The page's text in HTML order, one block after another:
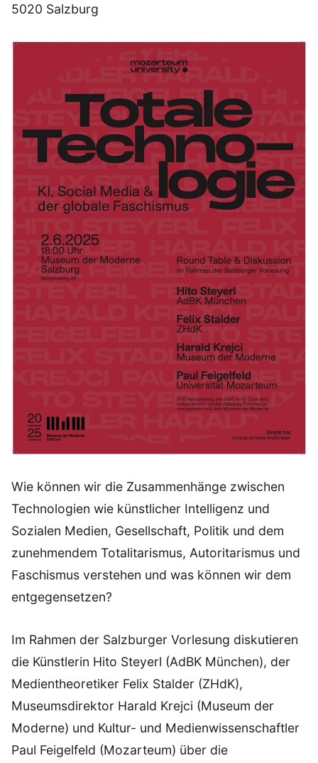
5020 Salzburg
Wie können wir die Zusammenhänge zwischen
Technologien wie künstlicher Intelligenz und
Sozialen Medien, Gesellschaft, Politik und dem
zunehmendem Totalitarismus, Autoritarismus und
Faschismus verstehen und was können wir dem
entgegensetzen?
Im Rahmen der Salzburger Vorlesung diskutieren
die Künstlerin Hito Steyerl (AdBK München), der
Medientheoretiker Felix Stalder (ZHdK),
Museumsdirektor Harald Krejci (Museum der
Moderne) und Kultur- und Medienwissenschaftler
Paul Feigelfeld (Mozarteum) über die